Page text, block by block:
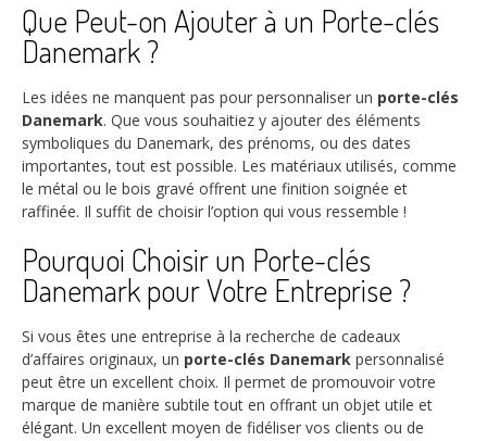
Que Peut-on Ajouter à un Porte-clés
Danemark ?
Les idées ne manquent pas pour personnaliser un porte-clés
Danemark. Que vous souhaitiez y ajouter des éléments
symboliques du Danemark, des prénoms, ou des dates
importantes, tout est possible. Les matériaux utilisés, comme
le métal ou le bois gravé offrent une finition soignée et
raffinée. Il suffit de choisir l’option qui vous ressemble !
Pourquoi Choisir un Porte-clés
Danemark pour Votre Entreprise ?
Si vous êtes une entreprise à la recherche de cadeaux
d’affaires originaux, un porte-clés Danemark personnalisé
peut être un excellent choix. Il permet de promouvoir votre
marque de manière subtile tout en offrant un objet utile et
élégant. Un excellent moyen de fidéliser vos clients ou de